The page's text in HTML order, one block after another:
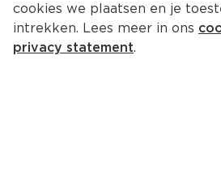
Andrélon Shampoo
Coco Curl Creation
cookies we plaatsen en je
intrekken. Lees meer in ons
privacy statement.